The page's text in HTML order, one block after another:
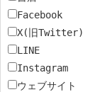
Facebook
X(旧Twitter)
LINE
Instagram
ウェブサイト